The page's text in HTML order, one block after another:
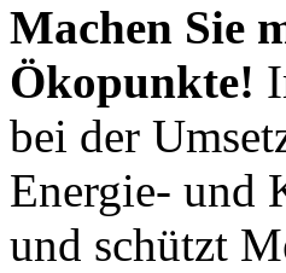
Machen Sie
Ökopunkte!
bei der
Energie- und
und schützt